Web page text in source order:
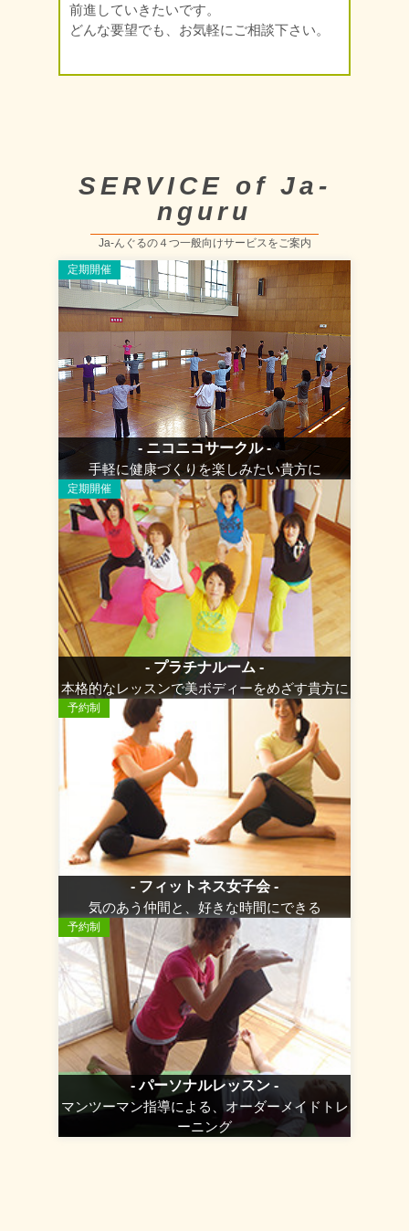
前進していきたいです。
どんな要望でも、お気軽にご相談下さい。
SERVICE of Ja-
nguru
Ja-んぐるの４つ一般向けサービスをご案内
定期開催
- ニコニコサークル -
手軽に健康づくりを楽しみたい貴方に
定期開催
- プラチナルーム -
本格的なレッスンで美ボディーをめざす貴方に
予約制
- フィットネス女子会 -
気のあう仲間と、好きな時間にできる
予約制
- パーソナルレッスン -
マンツーマン指導による、オーダーメイドトレ
ーニング